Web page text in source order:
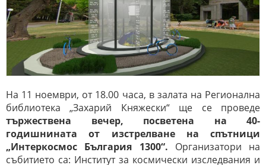
На 11 ноември, от 18.00 часа, в залата на Регионална
библиотека „Захарий Княжески“ ще се проведе
тържествена вечер, посветена на 40-
годишнината от изстрелване на спътници
„Интеркосмос България 1300“. Организатори на
събитието са: Институт за космически изследвания и